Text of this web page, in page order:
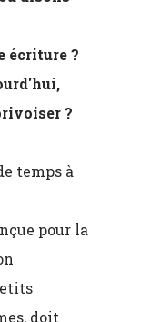
écriture ?
?
temps à
pour la
doit